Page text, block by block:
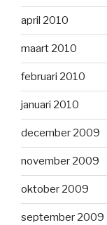
april 2010
maart 2010
februari 2010
januari 2010
december 2009
november 2009
oktober 2009
september 2009